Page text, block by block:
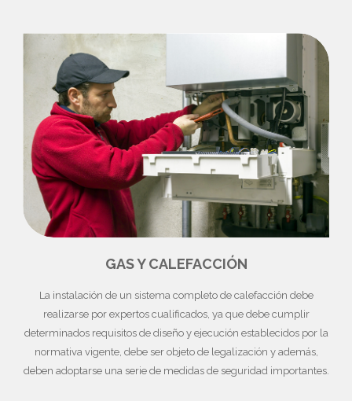
GAS Y CALEFACCIÓN
La instalación de un sistema completo de calefacción debe
realizarse por expertos cualificados, ya que debe cumplir
determinados requisitos de diseño y ejecución establecidos por la
normativa vigente, debe ser objeto de legalización y además,
deben adoptarse una serie de medidas de seguridad importantes.